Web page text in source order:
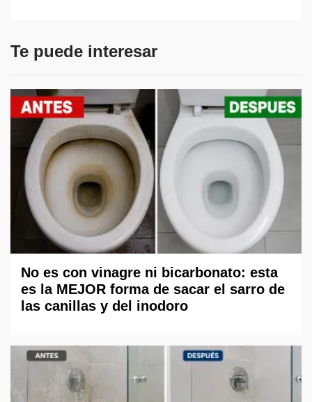
Te puede interesar
No es con vinagre ni bicarbonato: esta
es la MEJOR forma de sacar el sarro de
las canillas y del inodoro